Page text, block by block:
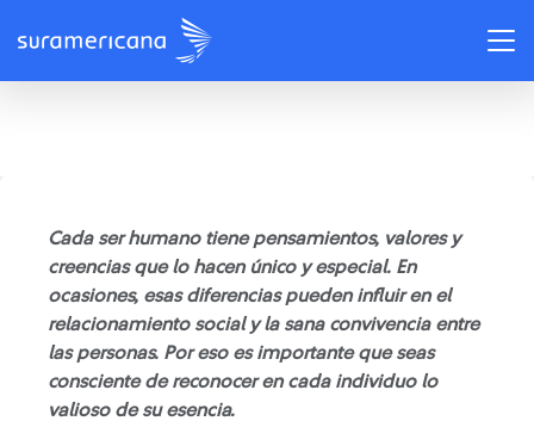
Cada ser humano tiene pensamientos, valores y
creencias que lo hacen único y especial. En
ocasiones, esas diferencias pueden influir en el
relacionamiento social y la sana convivencia entre
las personas. Por eso es importante que seas
consciente de reconocer en cada individuo lo
valioso de su esencia.